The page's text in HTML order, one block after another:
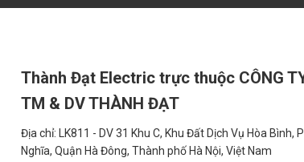
Như vậy, sau 5 năm sử dụng, đèn Led M3 SMD
5. Ứng Dụng Đa Dạng
5.1. Đường Phố và Quốc Lộ
Đèn M3 SMD 200W lý tưởng cho việc chiếu sáng các
Thành Đạt Electric trực thuộc CÔNG
TM & DV THÀNH ĐẠT
Địa chỉ: LK811 - DV 31 Khu C, Khu Đất Dịch Vụ Hòa Bình,
Nghĩa, Quận Hà Đông, Thành phố Hà Nội, Việt Nam